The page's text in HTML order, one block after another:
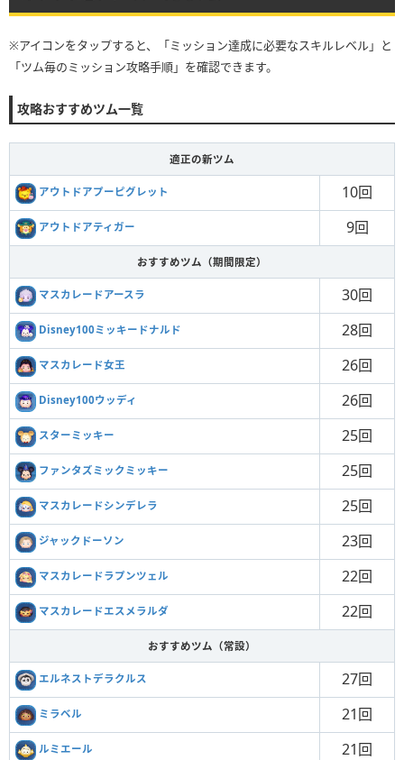
※アイコンをタップすると、「ミッション達成に必要なスキルレベル」と
「ツム毎のミッション攻略手順」を確認できます。
攻略おすすめツム一覧
適正の新ツム
アウトドアプーピグレット 10回
アウトドアティガー 9回
おすすめツム（期間限定）
マスカレードアースラ 30回
Disney100ミッキードナルド 28回
マスカレード女王 26回
Disney100ウッディ 26回
スターミッキー 25回
ファンタズミックミッキー 25回
マスカレードシンデレラ 25回
ジャックドーソン 23回
マスカレードラプンツェル 22回
マスカレードエスメラルダ 22回
おすすめツム（常設）
エルネストデラクルス 27回
ミラベル 21回
ルミエール 21回